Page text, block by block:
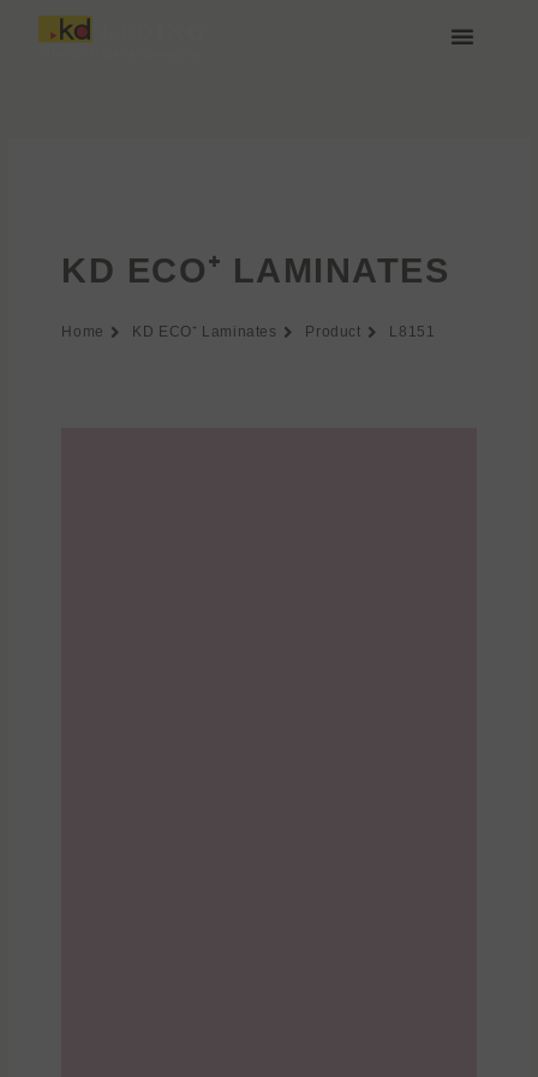
KD ECO⁺ LAMINATES
Home KD ECO⁺ Laminates Product L8151